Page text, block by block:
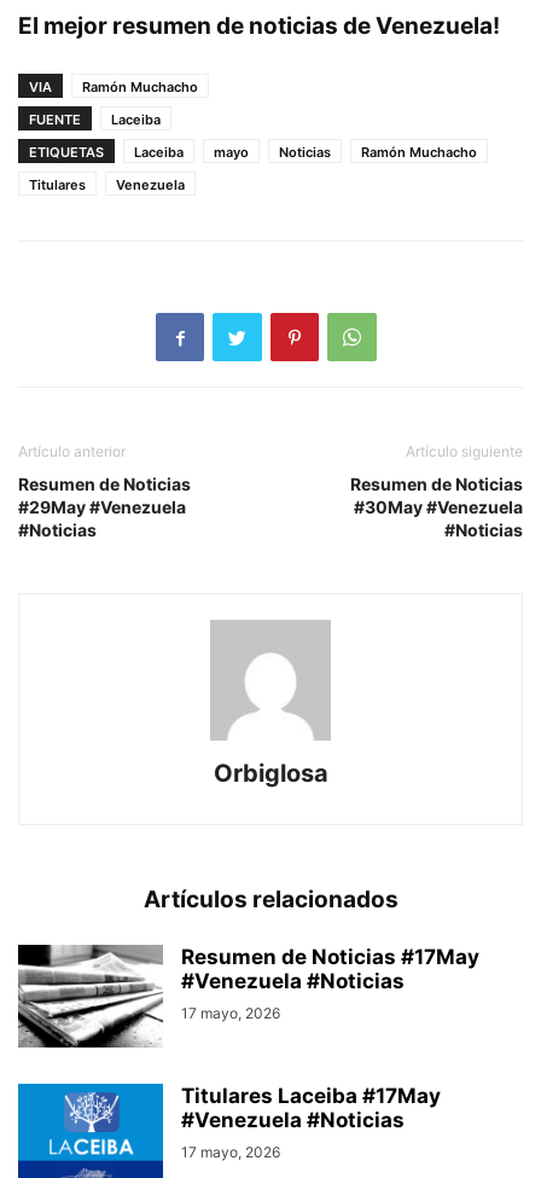
El mejor resumen de noticias de Venezuela!
VIA
Ramón Muchacho
FUENTE
Laceiba
ETIQUETAS
Laceiba mayo Noticias
Ramón Muchacho
Titulares
Venezuela
Artículo anterior
Resumen de Noticias
#29May #Venezuela
#Noticias
Artículo siguiente
Resumen de Noticias
#30May #Venezuela
#Noticias
Orbiglosa
Artículos relacionados
Resumen de Noticias #17May
#Venezuela #Noticias
17 mayo, 2026
Titulares Laceiba #17May
#Venezuela #Noticias
17 mayo, 2026